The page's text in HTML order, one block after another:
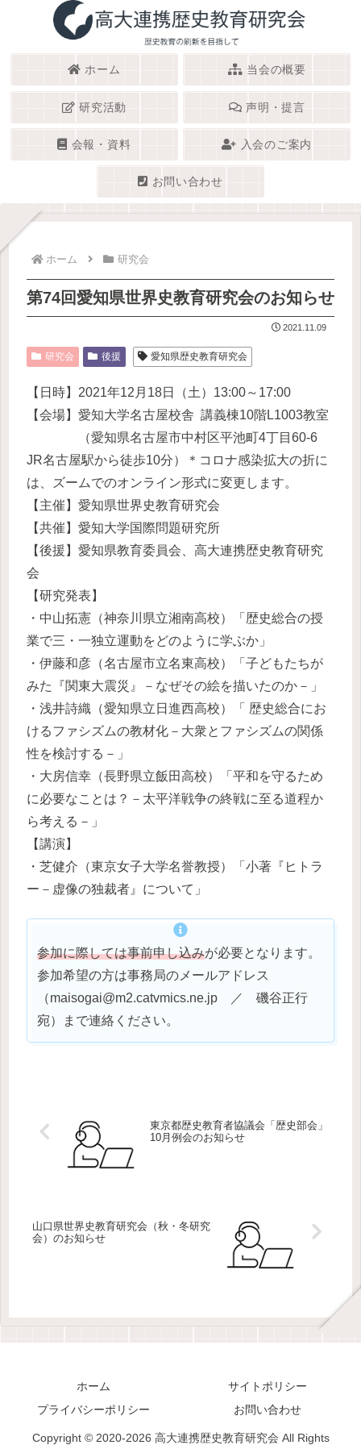
ホーム 当会の概要
研究活動 声明・提言
会報・資料 入会のご案内
お問い合わせ
ホーム 研究会
第74回愛知県世界史教育研究会のお知らせ
2021.11.09
研究会 後援 愛知県歴史教育研究会
【日時】2021年12月18日（土）13:00～17:00
【会場】愛知大学名古屋校舎 講義棟10階L1003教室
（愛知県名古屋市中村区平池町4丁目60-6
JR名古屋駅から徒歩10分）＊コロナ感染拡大の折に
は、ズームでのオンライン形式に変更します。
【主催】愛知県世界史教育研究会
【共催】愛知大学国際問題研究所
【後援】愛知県教育委員会、高大連携歴史教育研究
会
【研究発表】
・中山拓憲（神奈川県立湘南高校）「歴史総合の授
業で三・一独立運動をどのように学ぶか」
・伊藤和彦（名古屋市立名東高校）「子どもたちが
みた『関東大震災』－なぜその絵を描いたのか－」
・浅井詩織（愛知県立日進西高校）「 歴史総合にお
けるファシズムの教材化－大衆とファシズムの関係
性を検討する－」
・大房信幸（長野県立飯田高校）「平和を守るため
に必要なことは？－太平洋戦争の終戦に至る道程か
ら考える－」
【講演】
・芝健介（東京女子大学名誉教授）「小著『ヒトラ
ー－虚像の独裁者』について」
参加に際しては事前申し込みが必要となります。
参加希望の方は事務局のメールアドレス
（maisogai@m2.catvmics.ne.jp ／ 磯谷正行
宛）まで連絡ください。
東京都歴史教育者協議会「歴史部会」
10月例会のお知らせ
山口県世界史教育研究会（秋・冬研究
会）のお知らせ
ホーム
サイトポリシー
プライバシーポリシー
お問い合わせ
Copyright © 2020-2026 高大連携歴史教育研究会 All Rights